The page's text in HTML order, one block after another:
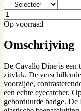
Op voorraad
Omschrijving
De Cavallo Dine is een
zitvlak. De
voorzijde,
een echte eyecatcher.
geborduurde badge. De